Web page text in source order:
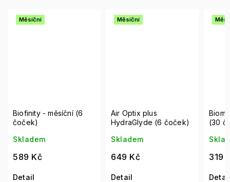
Měsíční
Biofinity - měsíční (6
čoček)
Skladem
589 Kč
Detail
Měsíční
Air Optix plus
HydraGlyde (6 čoček)
Skladem
649 Kč
Detail
(30
319